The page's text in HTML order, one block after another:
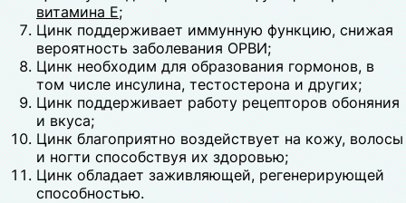
витамина Е;
Цинк поддерживает иммунную функцию, снижая
вероятность заболевания ОРВИ;
Цинк необходим для образования гормонов, в
том числе инсулина, тестостерона и других;
Цинк поддерживает работу рецепторов обоняния
и вкуса;
Цинк благоприятно воздействует на кожу, волосы
и ногти способствуя их здоровью;
Цинк обладает заживляющей, регенерирующей
способностью.